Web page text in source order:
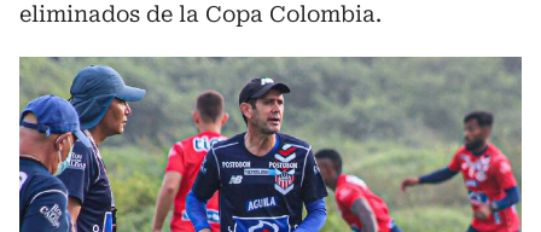
eliminados de la Copa Colombia.